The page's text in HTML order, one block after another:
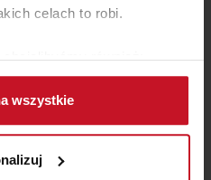
celach to robi.
również:
Twojej lokalizacji
nawet do kilku metrów
urządzenie, aktywnie
odcisk palca)
wszystkie
NAROŻNIK
OTTL-C-1-1-C-
W SALONIE